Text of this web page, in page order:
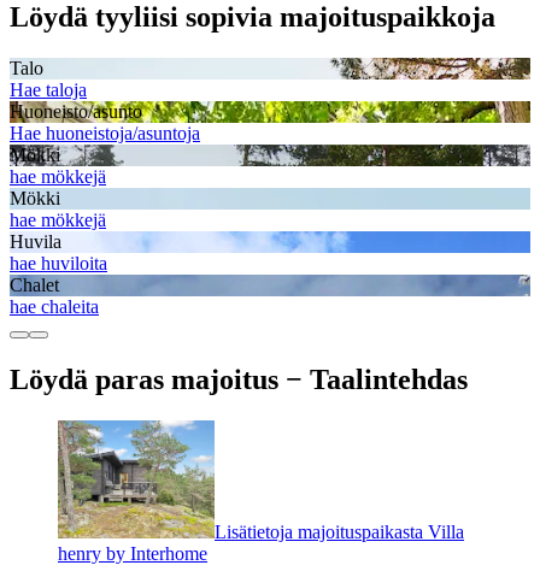
Löydä tyyliisi sopivia majoituspaikkoja
Talo
Hae taloja
Huoneisto/asunto
Hae huoneistoja/asuntoja
Mökki
hae mökkejä
Mökki
hae mökkejä
Huvila
hae huviloita
Chalet
hae chaleita
Löydä paras majoitus − Taalintehdas
Lisätietoja majoituspaikasta Villa
henry by Interhome